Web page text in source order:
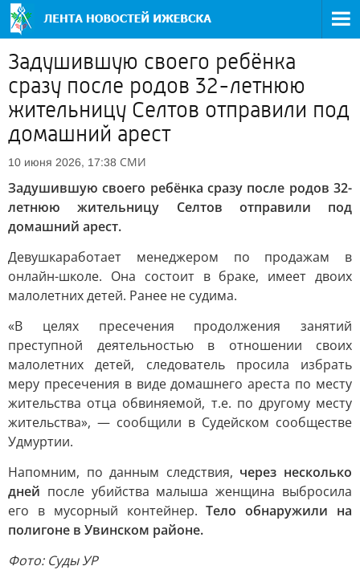
Задушившую своего ребёнка
сразу после родов 32-летнюю
жительницу Селтов отправили под
домашний арест
10 июня 2026, 17:38 СМИ
Задушившую своего ребёнка сразу после родов 32-
летнюю жительницу Селтов отправили под
домашний арест.
Девушкаработает менеджером по продажам в
онлайн-школе. Она состоит в браке, имеет двоих
малолетних детей. Ранее не судима.
«В целях пресечения продолжения занятий
преступной деятельностью в отношении своих
малолетних детей, следователь просила избрать
меру пресечения в виде домашнего ареста по месту
жительства отца обвиняемой, т.е. по другому месту
жительства», — сообщили в Судейском сообществе
Удмуртии.
Напомним, по данным следствия, через несколько
дней после убийства малыша женщина выбросила
его в мусорный контейнер.Тело обнаружили на
полигоне в Увинском районе.
Фото: Суды УР